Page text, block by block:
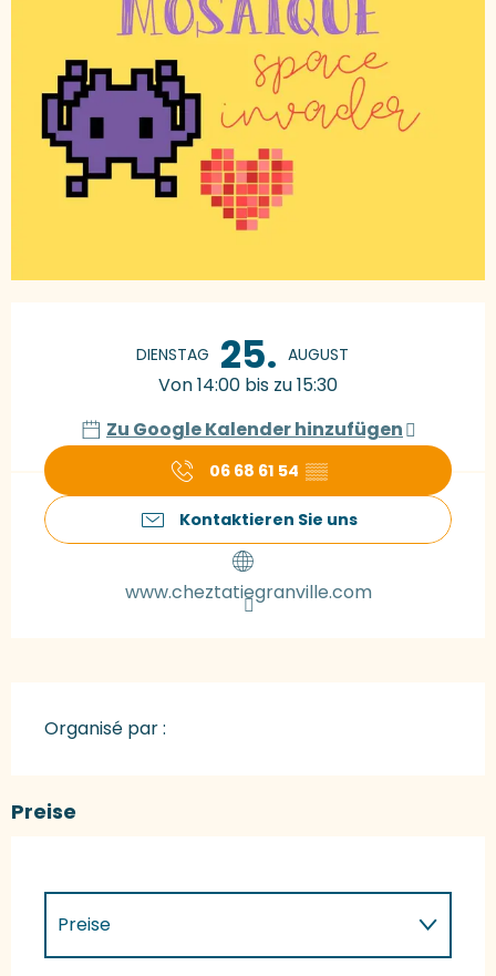
DIENSTAG 25. AUGUST
Von 14:00 bis zu 15:30
Zu Google Kalender hinzufügen
06 68 61 54 ▒▒
Kontaktieren Sie uns
www.cheztatiegranville.com
Organisé par :
Preise
Preise